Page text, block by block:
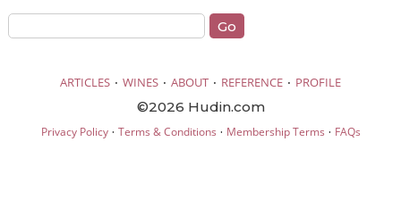
ARTICLES · WINES · ABOUT · REFERENCE · PROFILE
©2026 Hudin.com
Privacy Policy· Terms & Conditions · Membership Terms · FAQs